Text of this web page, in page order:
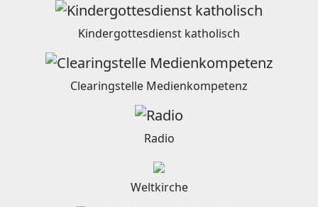
Kindergottesdienst katholisch
Clearingstelle Medienkompetenz
Radio
Weltkirche